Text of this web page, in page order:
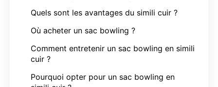
Quels sont les avantages du simili cuir ?
Où acheter un sac bowling ?
Comment entretenir un sac bowling en simili
cuir ?
Pourquoi opter pour un sac bowling en